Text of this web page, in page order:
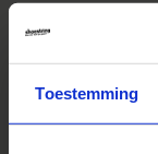
Toestemming